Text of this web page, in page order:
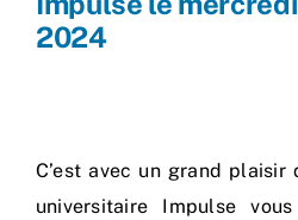
Projets
Nos process
2024
C’est avec un grand plaisir
universitaire Impulse